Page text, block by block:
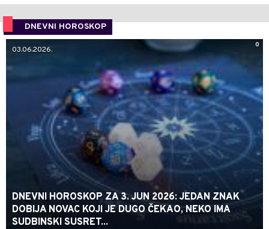
DNEVNI HOROSKOP
0
03.06.2026.
DNEVNI HOROSKOP ZA 3. JUN 2026: JEDAN ZNAK
DOBIJA NOVAC KOJI JE DUGO ČEKAO, NEKO IMA
SUDBINSKI SUSRET...